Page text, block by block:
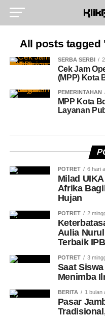
All posts tagged
SERBA SERBI
Cek Jam
(MPP) Kota
PEMERINTAHAN
MPP Kota
Layanan
POTRET 6 hari
Milad
Afrika
Hujan
POTRET 2
Aulia
Terbaik
POTRET 3
Saat
Menimba
BERITA 1 bulan
Pasar